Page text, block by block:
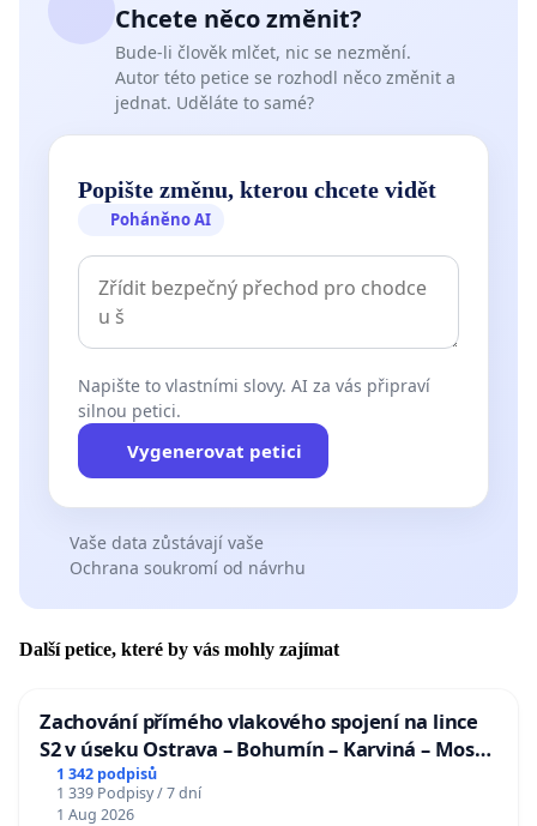
Chcete něco změnit?
Bude-li člověk mlčet, nic se nezmění.
Autor této petice se rozhodl něco změnit a
jednat. Uděláte to samé?
Popište změnu, kterou chcete vidět
Poháněno AI
Napište to vlastními slovy. AI za vás připraví
silnou petici.
Vygenerovat petici
Vaše data zůstávají vaše
Ochrana soukromí od návrhu
Další petice, které by vás mohly zajímat
Zachování přímého vlakového spojení na lince
S2 v úseku Ostrava – Bohumín – Karviná – Mosty
u Jablunkova
1 342 podpisů
1 339 Podpisy / 7 dní
1 Aug 2026